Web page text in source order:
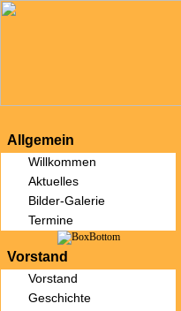
Allgemein
Willkommen
Aktuelles
Bilder-Galerie
Termine
Vorstand
Vorstand
Geschichte